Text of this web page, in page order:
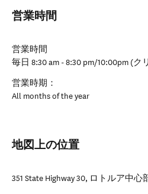
営業時間
営業時間
毎日 8:30 am - 8:30 pm/10:00pm (
営業時期：
All months of the year
地図上の位置
351 State Highway 30, ロトルア中心